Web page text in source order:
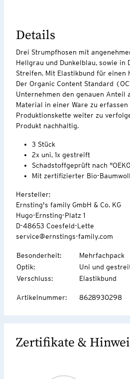
Details
Drei Strumpfhosen mit
Hellgrau und Dunkelblau, sowie in
Streifen. Mit Elastikbund für einen
Der Organic Content Standard
Unternehmen den genauen Anteil
Material in einer Ware zu erfassen
Produktionskette weiter zu
Produkt nachhaltig.
3 Stück
2x uni, 1x gestreift
Schadstoffgeprüft nach
Mit zertifizierter Bio-
Hersteller:
Ernsting's family GmbH & Co. KG
Hugo-Ernsting-Platz 1
D-48653 Coesfeld-Lette
service@ernstings-family.com
Besonderheit:
Mehrfachpack
Optik:
Uni und
Verschluss: Elastikbund
Artikelnummer: 8628930298
Zertifikate &